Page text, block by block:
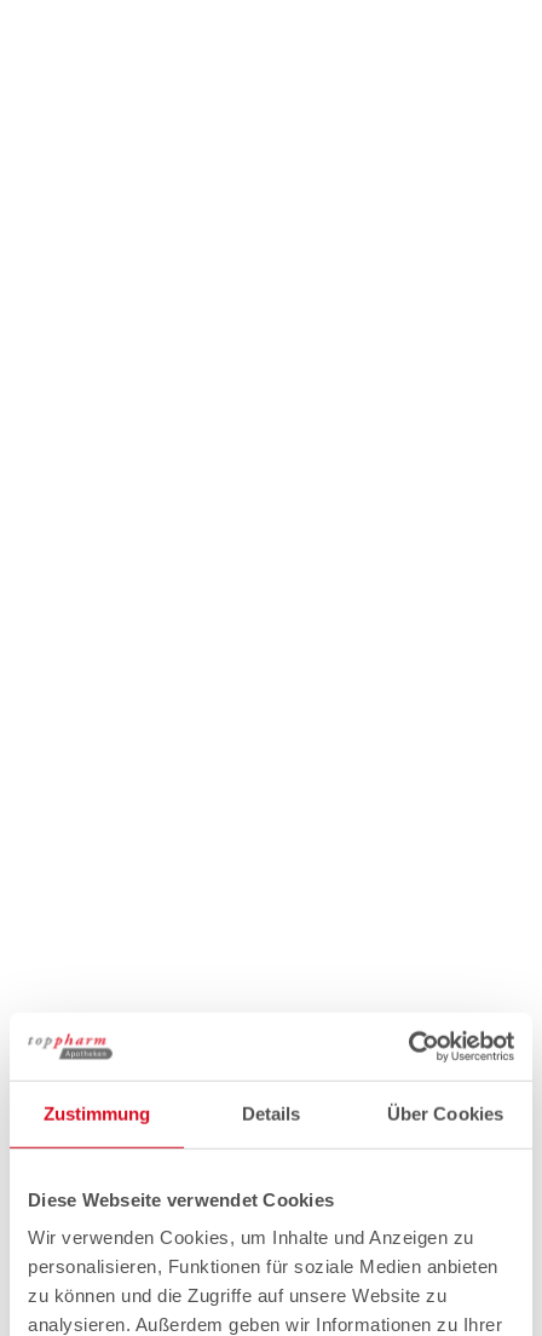
Zustimmung Details Über Cookies
Diese Webseite verwendet Cookies
Wir verwenden Cookies, um Inhalte und Anzeigen zu
personalisieren, Funktionen für soziale Medien anbieten
zu können und die Zugriffe auf unsere Website zu
analysieren. Außerdem geben wir Informationen zu Ihrer